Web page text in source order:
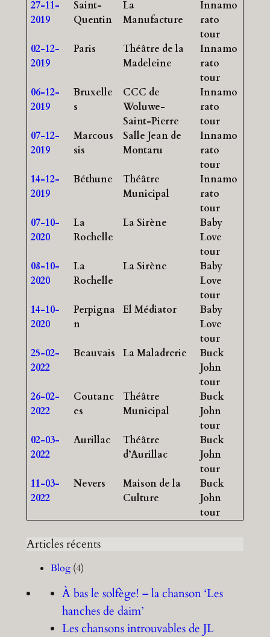
27-11-
2019
Saint-
Quentin
La
Manufacture
Innamo
rato
tour
02-12-
2019
Paris
Théâtre de la
Madeleine
Innamo
rato
tour
06-12-
2019
Bruxelle
s
CCC de
Woluwe-
Saint-Pierre
Innamo
rato
tour
07-12-
2019
Marcous
sis
Salle Jean de
Montaru
Innamo
rato
tour
14-12-
2019
Béthune
Théâtre
Municipal
Innamo
rato
tour
07-10-
2020
La
Rochelle
La Sirène
Baby
Love
tour
08-10-
2020
La
Rochelle
La Sirène
Baby
Love
tour
14-10-
2020
Perpigna
n
El Médiator
Baby
Love
tour
25-02-
2022
Beauvais La Maladrerie
Buck
John
tour
26-02-
2022
Coutanc
es
Théâtre
Municipal
Buck
John
tour
02-03-
2022
Aurillac
Théâtre
d’Aurillac
Buck
John
tour
11-03-
2022
Nevers
Maison de la
Culture
Buck
John
tour
Articles récents
Blog(4)
À bas le solfège! – la chanson ‘Les
hanches de daim’
Les chansons introuvables de JL